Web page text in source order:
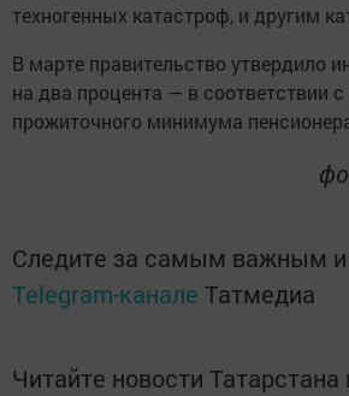
техногенных катастроф, и другим
В марте правительство утвердило
на два процента — в соответствии
прожиточного минимума
Следите за самым важным
Telegram-канале Татмедиа
Читайте новости Татарстана